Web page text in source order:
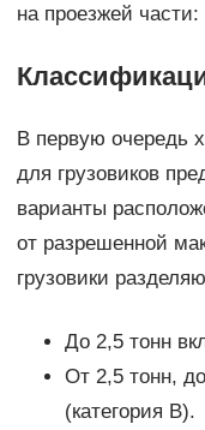
на проезжей части:
В первую очередь
для грузовиков
варианты
от разрешенной
грузовики
До 2,5 тонн
От 2,5 тонн,
(категория В).